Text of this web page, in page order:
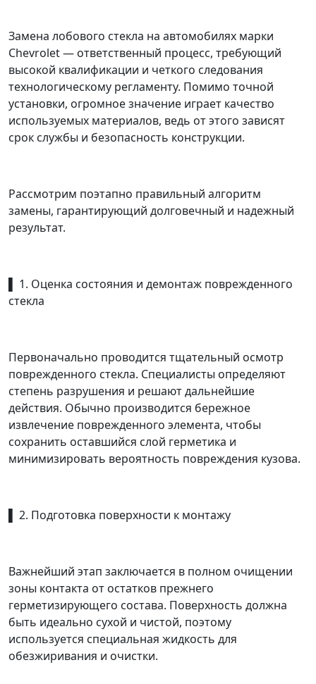
Замена лобового стекла на автомобилях марки
Chevrolet — ответственный процесс, требующий
высокой квалификации и четкого следования
технологическому регламенту. Помимо точной
установки, огромное значение играет качество
используемых материалов, ведь от этого зависят
срок службы и безопасность конструкции.
Рассмотрим поэтапно правильный алгоритм
замены, гарантирующий долговечный и надежный
результат.
▌ 1. Оценка состояния и демонтаж поврежденного
стекла
Первоначально проводится тщательный осмотр
поврежденного стекла. Специалисты определяют
степень разрушения и решают дальнейшие
действия. Обычно производится бережное
извлечение поврежденного элемента, чтобы
сохранить оставшийся слой герметика и
минимизировать вероятность повреждения кузова.
▌ 2. Подготовка поверхности к монтажу
Важнейший этап заключается в полном очищении
зоны контакта от остатков прежнего
герметизирующего состава. Поверхность должна
быть идеально сухой и чистой, поэтому
используется специальная жидкость для
обезжиривания и очистки.